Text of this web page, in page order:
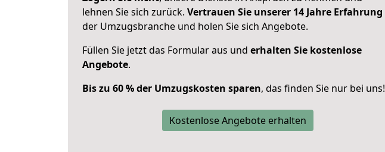
lehnen Sie sich zurück. Vertrauen Sie unserer 14 Jahre Erfahrung
der Umzugsbranche und holen Sie sich Angebote.
Füllen Sie jetzt das Formular aus und erhalten Sie kostenlose
Angebote.
Bis zu 60 % der Umzugskosten sparen, das finden Sie nur bei uns!
Kostenlose Angebote erhalten